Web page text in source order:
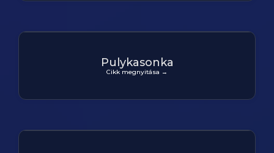
Pulykasonka
Cikk megnyitása →